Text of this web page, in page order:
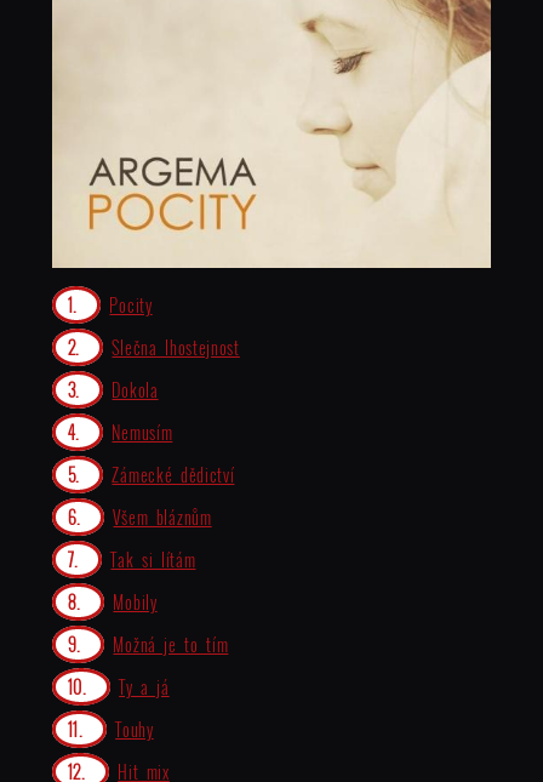
Pocity
Slečna lhostejnost
Dokola
Nemusím
Zámecké dědictví
Všem bláznům
Tak si lítám
Mobily
Možná je to tím
Ty a já
Touhy
Hit mix